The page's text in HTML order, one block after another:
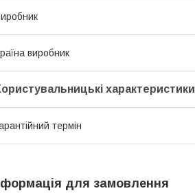
виробник
характеристики
термін
для замовлення